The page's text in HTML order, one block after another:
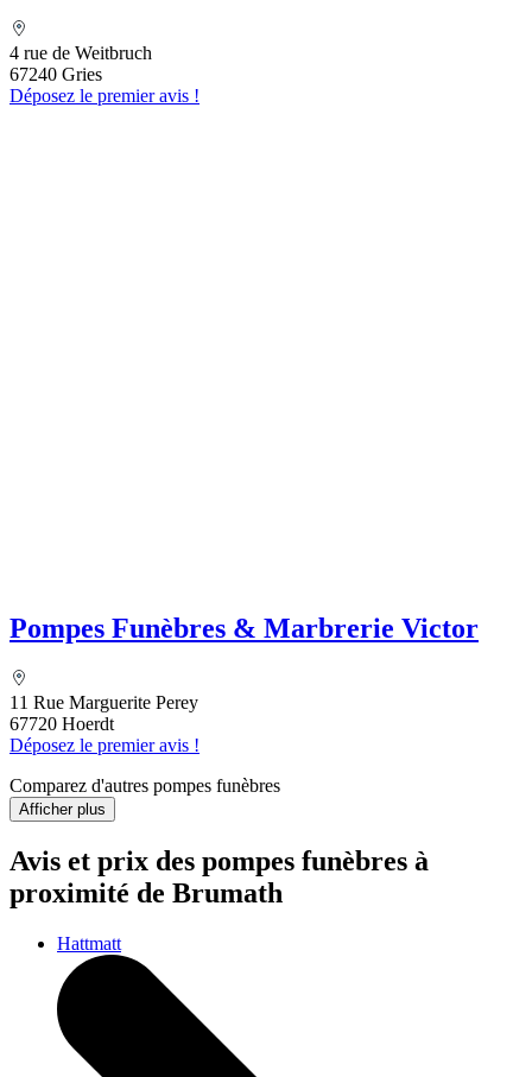
4 rue de Weitbruch
67240 Gries
Déposez le premier avis !
Pompes Funèbres & Marbrerie Victor
11 Rue Marguerite Perey
67720 Hoerdt
Déposez le premier avis !
Comparez d'autres pompes funèbres
Afficher plus
Avis et prix des pompes funèbres à
proximité de Brumath
Hattmatt